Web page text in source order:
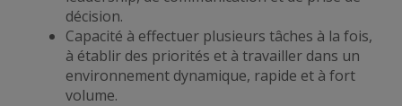
décision.
Capacité à effectuer plusieurs tâches à la fois,
à établir des priorités et à travailler dans un
environnement dynamique, rapide et à fort
volume.